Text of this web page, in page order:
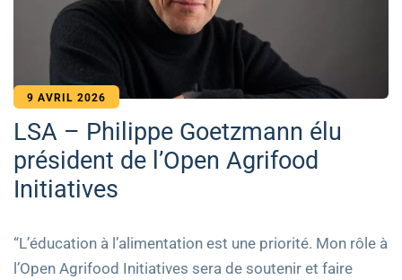
9 AVRIL 2026
LSA – Philippe Goetzmann élu
président de l’Open Agrifood
Initiatives
“L’éducation à l’alimentation est une priorité. Mon rôle à
l’Open Agrifood Initiatives sera de soutenir et faire